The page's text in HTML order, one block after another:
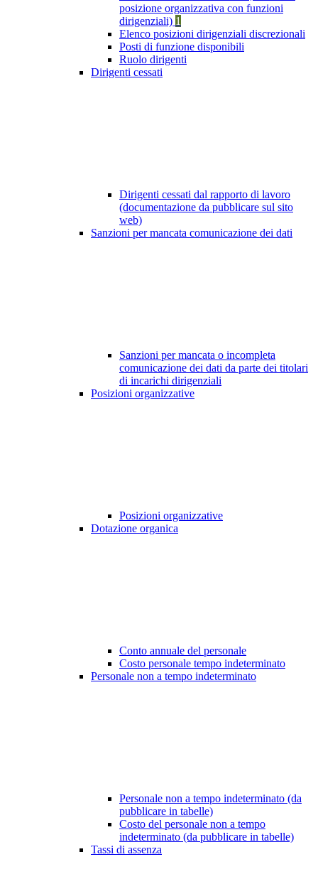
posizione organizzativa con funzioni
dirigenziali) 1
Elenco posizioni dirigenziali discrezionali
Posti di funzione disponibili
Ruolo dirigenti
Dirigenti cessati
Dirigenti cessati dal rapporto di lavoro
(documentazione da pubblicare sul sito
web)
Sanzioni per mancata comunicazione dei dati
Sanzioni per mancata o incompleta
comunicazione dei dati da parte dei titolari
di incarichi dirigenziali
Posizioni organizzative
Posizioni organizzative
Dotazione organica
Conto annuale del personale
Costo personale tempo indeterminato
Personale non a tempo indeterminato
Personale non a tempo indeterminato (da
pubblicare in tabelle)
Costo del personale non a tempo
indeterminato (da pubblicare in tabelle)
Tassi di assenza